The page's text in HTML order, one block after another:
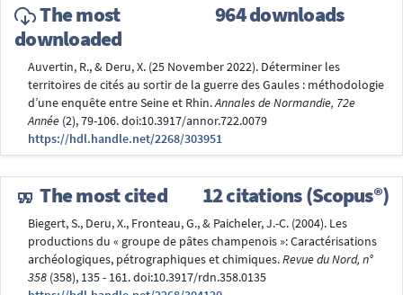
The most
downloaded
964 downloads
Auvertin, R., & Deru, X. (25 November 2022). Déterminer les
territoires de cités au sortir de la guerre des Gaules : méthodologie
d’une enquête entre Seine et Rhin.Annales de Normandie, 72e
Année (2), 79-106. doi:10.3917/annor.722.0079
https://hdl.handle.net/2268/303951
The most cited 12 citations (Scopus®)
Biegert, S., Deru, X., Fronteau, G., & Paicheler, J.-C. (2004). Les
productions du « groupe de pâtes champenois »: Caractérisations
archéologiques, pétrographiques et chimiques.Revue du Nord, n°
358 (358), 135 - 161. doi:10.3917/rdn.358.0135